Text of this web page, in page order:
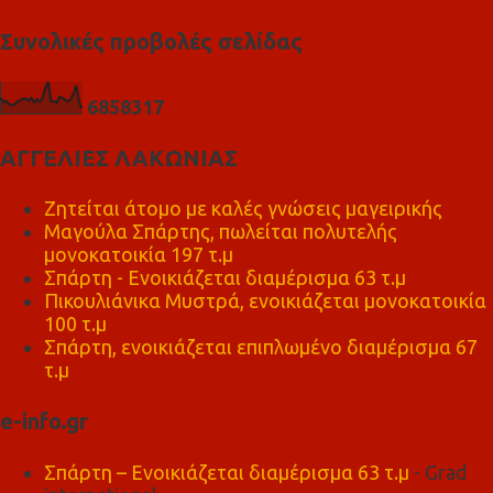
Συνολικές προβολές σελίδας
6858317
ΑΓΓΕΛΙΕΣ ΛΑΚΩΝΙΑΣ
Ζητείται άτομο με καλές γνώσεις μαγειρικής
Μαγούλα Σπάρτης, πωλείται πολυτελής
μονοκατοικία 197 τ.μ
Σπάρτη - Ενοικιάζεται διαμέρισμα 63 τ.μ
Πικουλιάνικα Μυστρά, ενοικιάζεται μονοκατοικία
100 τ.μ
Σπάρτη, ενοικιάζεται επιπλωμένο διαμέρισμα 67
τ.μ
e-info.gr
Σπάρτη – Ενοικιάζεται διαμέρισμα 63 τ.μ - Grad